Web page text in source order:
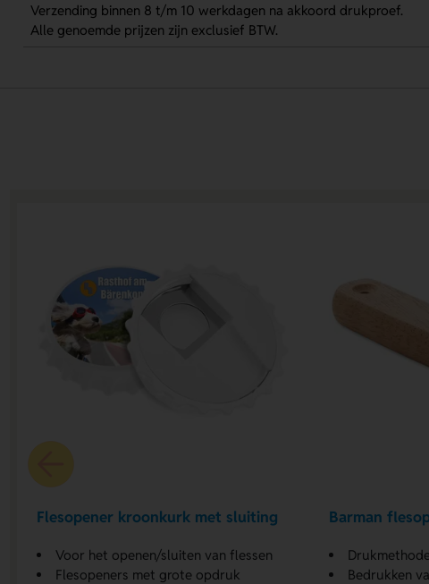
Verzending binnen 8 t/m 10 werkdagen na akkoord drukproef.
Alle genoemde prijzen zijn exclusief BTW.
Flesopener kroonkurk met sluiting
Voor het openen/sluiten van flessen
Flesopeners met grote opdruk
Barman
Drukmethoden:
Bedrukken